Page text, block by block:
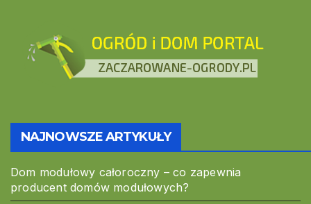
NAJNOWSZE ARTYKUŁY
Dom modułowy całoroczny – co zapewnia
producent domów modułowych?